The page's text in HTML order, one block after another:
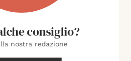
consiglio?
nostra redazione